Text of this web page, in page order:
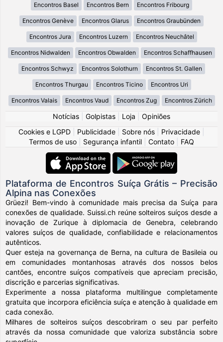
Encontros Basel Encontros Bern Encontros Fribourg
Encontros Genève Encontros Glarus Encontros Graubünden
Encontros Jura Encontros Luzern Encontros Neuchâtel
Encontros Nidwalden Encontros Obwalden Encontros Schaffhausen
Encontros Schwyz Encontros Solothurn Encontros St. Gallen
Encontros Thurgau Encontros Ticino Encontros Uri
Encontros Valais Encontros Vaud Encontros Zug Encontros Zürich
Notícias Golpistas Loja
Opiniões
Cookies e LGPD
Publicidade Sobre nós Privacidade
Termos de uso
Segurança infantil Contato FAQ
Plataforma de Encontros Suíça Grátis – Precisão
Alpina nas Conexões
Grüezi! Bem-vindo à comunidade mais precisa da Suíça para
conexões de qualidade. Suissi.ch reúne solteiros suíços desde a
inovação de Zurique à diplomacia de Genebra, celebrando
valores suíços de qualidade, confiabilidade e relacionamentos
autênticos.
Quer esteja na governança de Berna, na cultura de Basileia ou
em comunidades montanhosas através dos nossos belos
cantões, encontre suíços compatíveis que apreciam precisão,
discrição e parcerias significativas.
Experimente a nossa plataforma multilingue completamente
gratuita que incorpora eficiência suíça e atenção à qualidade em
cada conexão.
Milhares de solteiros suíços descobriram o seu par perfeito
através da nossa comunidade que valoriza substância sobre